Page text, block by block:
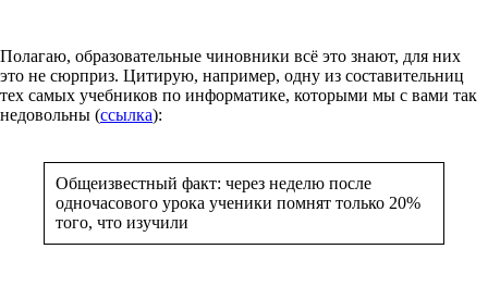
Полагаю, образовательные чиновники всё это знают, для них
это не сюрприз. Цитирую, например, одну из составительниц
тех самых учебников по информатике, которыми мы с вами так
недовольны (ссылка):
Общеизвестный факт: через неделю после
одночасового урока ученики помнят только 20%
того, что изучили